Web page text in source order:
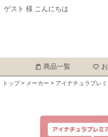
ゲスト 様 こんにちは
商品一覧
トップ メーカー アイナチュラプレ